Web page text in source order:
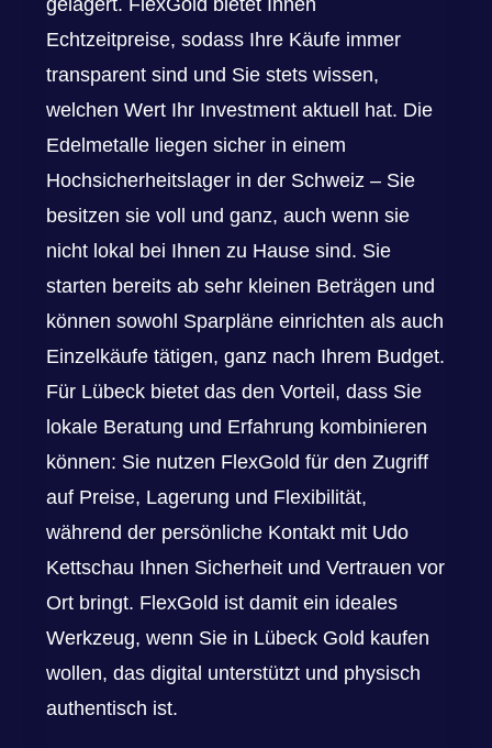
Echtzeitpreise, sodass Ihre Käufe immer
transparent sind und Sie stets wissen,
welchen Wert Ihr Investment aktuell hat. Die
Edelmetalle liegen sicher in einem
Hochsicherheitslager in der Schweiz – Sie
besitzen sie voll und ganz, auch wenn sie
nicht lokal bei Ihnen zu Hause sind. Sie
starten bereits ab sehr kleinen Beträgen und
können sowohl Sparpläne einrichten als auch
Einzelkäufe tätigen, ganz nach Ihrem Budget.
Für Lübeck bietet das den Vorteil, dass Sie
lokale Beratung und Erfahrung kombinieren
können: Sie nutzen FlexGold für den Zugriff
auf Preise, Lagerung und Flexibilität,
während der persönliche Kontakt mit Udo
Kettschau Ihnen Sicherheit und Vertrauen vor
Ort bringt. FlexGold ist damit ein ideales
Werkzeug, wenn Sie in Lübeck Gold kaufen
wollen, das digital unterstützt und physisch
authentisch ist.